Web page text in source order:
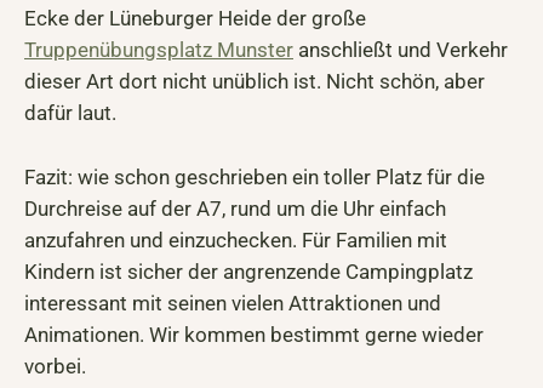
Ecke der Lüneburger Heide der große
Truppenübungsplatz Munster anschließt und Verkehr
dieser Art dort nicht unüblich ist. Nicht schön, aber
dafür laut.
Fazit: wie schon geschrieben ein toller Platz für die
Durchreise auf der A7, rund um die Uhr einfach
anzufahren und einzuchecken. Für Familien mit
Kindern ist sicher der angrenzende Campingplatz
interessant mit seinen vielen Attraktionen und
Animationen. Wir kommen bestimmt gerne wieder
vorbei.